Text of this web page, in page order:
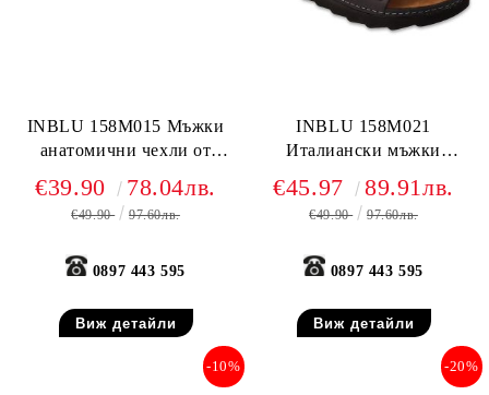
INBLU 158M015 Mъжки
анатомични чехли от
Тъмносини
€39.90 78.04лв.
€49.90 97.60лв.
0897 443 595
Виж детайли
INBLU 158M021
Италиански мъжки
естествена кожа, Черни
€45.97 89.91лв.
€49.90 97.60лв.
0897 443 595
Виж детайли
-10% -20%